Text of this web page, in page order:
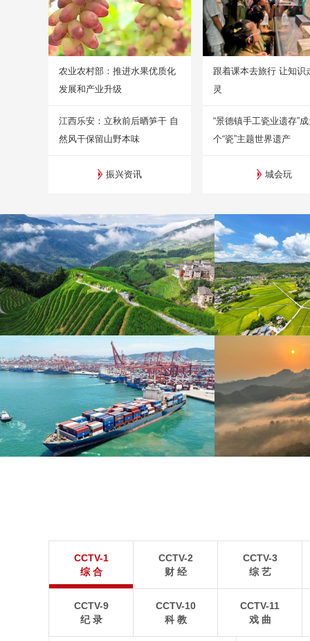
农业农村部：推进水果优质化
发展和产业升级
江西乐安：立秋前后晒笋干 自
然风干保留山野本味
振兴资讯
跟着课本去旅行 让知识
灵
“景德镇手工瓷业遗存”
个“瓷”主题世界遗产
城会玩
暑期出游 乐享美好时光
炎炎夏日，暑期旅游热度持续攀升。人们亲近山水，
重庆梁平：优质
8月6日，重庆梁平星
8月5日，“科伦坡”轮缓缓驶离山东港口青岛港前湾联
合集装箱码头。
8月6日，河北承德，
CCTV-1
综 合
CCTV-2
财 经
CCTV-3
综 艺
CCTV-9
纪 录
CCTV-10
科 教
CCTV-11
戏 曲